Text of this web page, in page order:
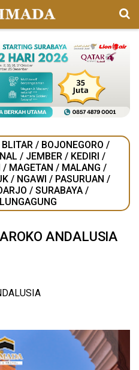
BLITAR / BOJONEGORO /
/ JEMBER / KEDIRI /
/ MAGETAN / MALANG /
/ NGAWI / PASURUAN /
/ SURABAYA/
ANDALUSIA